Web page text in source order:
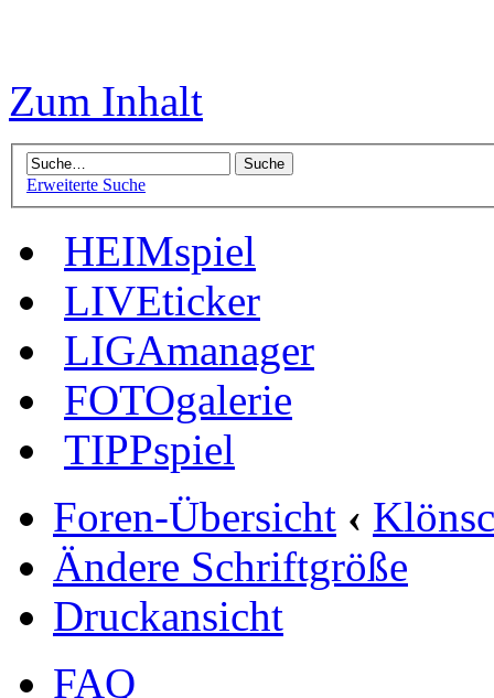
Zum Inhalt
Erweiterte Suche
HEIMspiel
LIVEticker
LIGAmanager
FOTOgalerie
TIPPspiel
Foren-Übersicht ‹
Ändere Schriftgröße
Druckansicht
FAQ